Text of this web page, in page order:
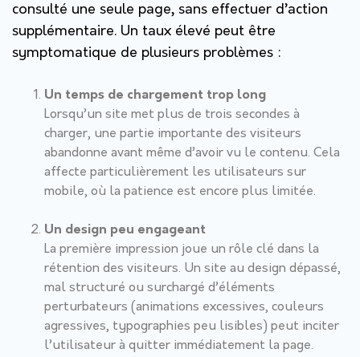
consulté une seule page, sans effectuer d’action
supplémentaire. Un taux élevé peut être
symptomatique de plusieurs problèmes :
Un temps de chargement trop long
Lorsqu’un site met plus de trois secondes à
charger, une partie importante des visiteurs
abandonne avant même d’avoir vu le contenu. Cela
affecte particulièrement les utilisateurs sur
mobile, où la patience est encore plus limitée.
Un design peu engageant
La première impression joue un rôle clé dans la
rétention des visiteurs. Un site au design dépassé,
mal structuré ou surchargé d’éléments
perturbateurs (animations excessives, couleurs
agressives, typographies peu lisibles) peut inciter
l’utilisateur à quitter immédiatement la page.